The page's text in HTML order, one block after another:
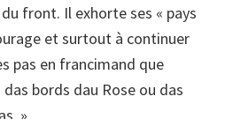
front. Il exhorte ses « pays
et surtout à continuer
pas en francimand que
bords dau Rose ou das
»